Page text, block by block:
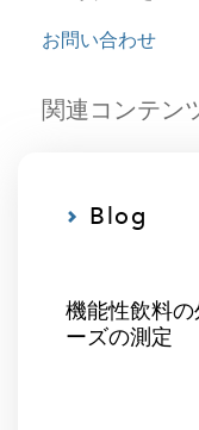
お問い合わせ
関連コンテン
Blog
機能性飲料
ーズの測定